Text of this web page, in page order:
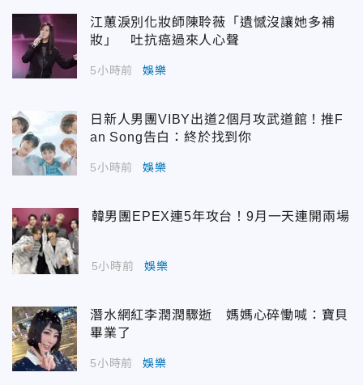
江蕙淚別化妝師陳聆薇「遺憾沒讓她多補
妝」 吐抗癌過來人心聲
5小時前 娛樂
日新人男團VIBY出道2個月攻武道館！推F
an Song告白：終於找到你
5小時前 娛樂
韓男團EPEX連5年攻台！9月一天連開兩場
5小時前 娛樂
潛水網紅李潤潤驟逝 媽媽心碎慟喊：寶貝
畢業了
5小時前 娛樂